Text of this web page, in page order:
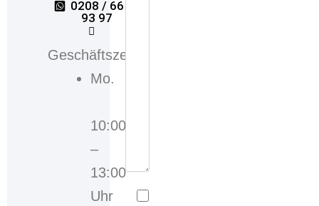
0208 / 66
93 97
Geschäftszeiten
Mo.
10:00
–
13:00
Uhr